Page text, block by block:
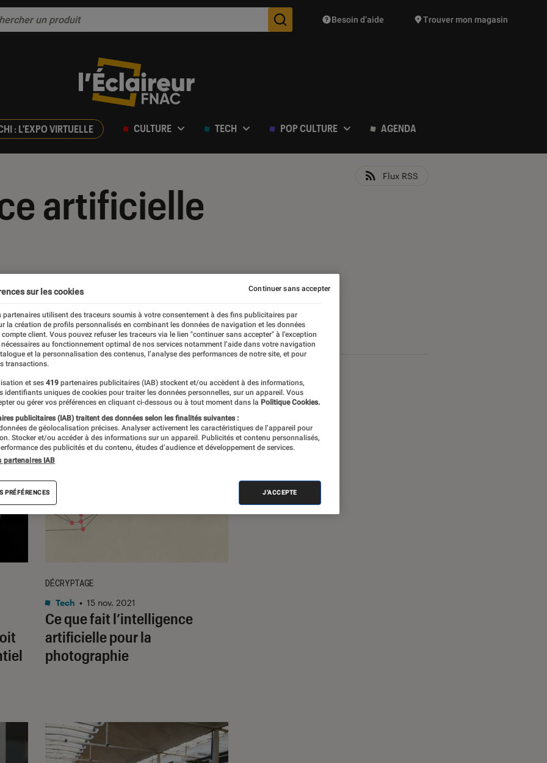
Des suggestions de produits vont vous être proposées
Besoin d’aide Trouver mon magasin
: L'EXPO VIRTUELLE CULTURE TECH POP CULTURE AGENDA
artificielle
Flux RSS
Tests
Ce que fait l’intelligence
artificielle pour la
photographie
DÉCRYPTAGE
Tech • 15 nov. 2021
sur les cookies
partenaires utilisent des traceurs soumis à votre consentement à des fins publicitaires par
la création de profils personnalisés en combinant les données de navigation et les données
client. Vous pouvez refuser les traceurs via le lien "continuer sans accepter" à l’exception
au fonctionnement optimal de nos services notamment l’aide dans votre navigation
et la personnalisation des contenus, l’analyse des performances de notre site, et pour
transactions.
et ses 419 partenaires publicitaires (IAB) stockent et/ou accèdent à des informations,
identifiants uniques de cookies pour traiter les données personnelles, sur un appareil. Vous
ou gérer vos préférences en cliquant ci-dessous ou à tout moment dans la Politique Cookies.
publicitaires (IAB) traitent des données selon les finalités suivantes :
de géolocalisation précises. Analyser activement les caractéristiques de l’appareil pour
Stocker et/ou accéder à des informations sur un appareil. Publicités et contenu personnalisés,
des publicités et du contenu, études d’audience et développement de services.
partenaires IAB
PRÉFÉRENCES J'ACCEPTE
Continuer sans accepter